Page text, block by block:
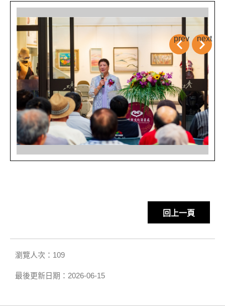
prev next
回上一頁
瀏覽人次：109
最後更新日期：2026-06-15